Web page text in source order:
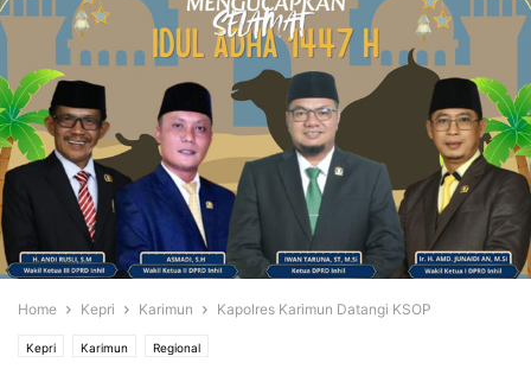
Home Kepri Karimun Kapolres Karimun Datangi KSOP
Kepri Karimun Regional